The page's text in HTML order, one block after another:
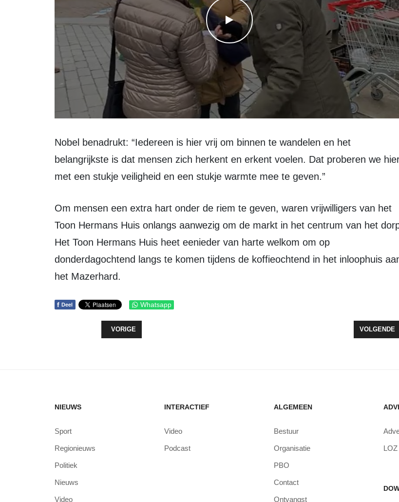
WATCH THE VIDEO
Nobel benadrukt: “Iedereen is hier vrij om binnen te wandelen en het
belangrijkste is dat mensen zich herkent en erkent voelen. Dat proberen we
met een stukje veiligheid en een stukje warmte mee te geven.”
Om mensen een extra hart onder de riem te geven, waren vrijwilligers van het
Toon Hermans Huis onlangs aanwezig om de markt in het centrum van het
Het Toon Hermans Huis heet eenieder van harte welkom om op
donderdagochtend langs te komen tijdens de koffieochtend in het inloophuis
het Mazerhard.
f Deel Whatsapp
VORIG ARTIKEL: OMROEPEN DRAAIEN SOLIDAIR BIRDY - PEOPLE HELP THE PEOPLE
VORIGE VOLGENDE
VOLGENDE
NIEUWS
Sport
Regionieuws
Politiek
Nieuws
Video
INTERACTIEF
Video
Podcast
ALGEMEEN
Bestuur
Organisatie
PBO
Contact
Ontvangst